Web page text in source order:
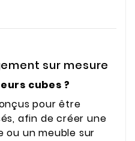
sur mesure
cubes ?
pour être
afin de créer une
ou un meuble sur